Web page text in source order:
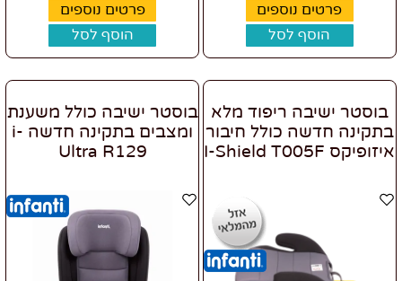
פרטים נוספים
הוסף לסל
פרטים נוספים
הוסף לסל
בוסטר ישיבה ריפוד מלא
בתקינה חדשה כולל חיבור
איזופיקס I-Shield T005F
בוסטר ישיבה כולל משענת
ומצבים בתקינה חדשה i-
Ultra R129